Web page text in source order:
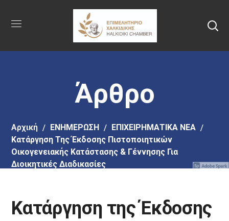
στο
περιεχόμενο
Άρθρο
Αρχική EΝΗΜΕΡΩΣΗ
ΕΠΙΧΕΙΡΗΜΑΤΙΚΑ ΝΕΑ
Κατάργηση Της Έκδοσης Πιστοποιητικών
Οικογενειακής Κατάστασης & Γέννησης Για
Διοικητικές Διαδικασίες
Κατάργηση της Έκδοσης